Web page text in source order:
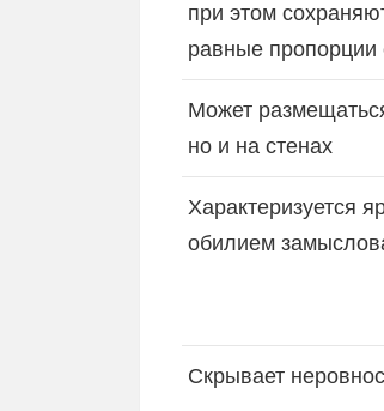
при этом
равные пропорции
Может
но и на стенах
Характеризуется
обилием
Скрывает